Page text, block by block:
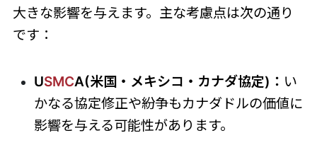
大きな影響を与えます。主な考慮点は次の通り
です：
USMCA(米国・メキシコ・カナダ協定)： い
かなる協定修正や紛争もカナダドルの価値に
影響を与える可能性があります。